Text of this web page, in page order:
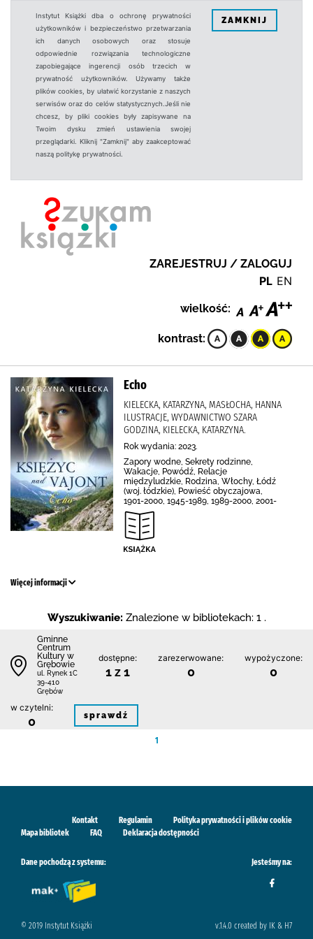
Instytut Książki dba o ochronę prywatności
użytkowników i bezpieczeństwo przetwarzania
ich danych osobowych oraz stosuje
odpowiednie rozwiązania technologiczne
zapobiegające ingerencji osób trzecich w
prywatność użytkowników. Używamy także
plików cookies, by ułatwić korzystanie z naszych
serwisów oraz do celów statystycznych.Jeśli nie
chcesz, by pliki cookies były zapisywane na
Twoim dysku zmień ustawienia swojej
przeglądarki. Kliknij "Zamknij" aby zaakceptować
naszą politykę prywatności.
ZAMKNIJ
ZAREJESTRUJ / ZALOGUJ
PL EN
wielkość:
kontrast:
Echo
KIELECKA, KATARZYNA, MASŁOCHA, HANNA
ILUSTRACJE, WYDAWNICTWO SZARA
GODZINA, KIELECKA, KATARZYNA.
Rok wydania: 2023.
Zapory wodne, Sekrety rodzinne,
Wakacje, Powódź, Relacje
międzyludzkie, Rodzina, Włochy, Łódź
(woj. łódzkie), Powieść obyczajowa,
1901-2000, 1945-1989, 1989-2000, 2001-
Więcej informacji
Wyszukiwanie: Znalezione w bibliotekach: 1 .
Gminne
Centrum
Kultury w
Grębowie
ul. Rynek 1C
39-410
Grębów
dostępne:
1 z 1
zarezerwowane:
0
wypożyczone:
0
w czytelni:
0 sprawdź
1
Kontakt Regulamin
Polityka prywatności i plików cookie
Mapa bibliotek
FAQ Deklaracja dostępności
Dane pochodzą z systemu: Jesteśmy na:
© 2019 Instytut Książki v.1.4.0 created by IK & H7